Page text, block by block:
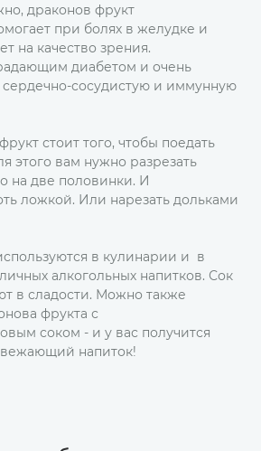
драконов фрукт
при болях в желудке и
на качество зрения.
диабетом и очень
сосудистую и иммунную
стоит того, чтобы поедать
этого вам нужно разрезать
на две половинки. И
ложкой. Или нарезать дольками
в кулинарии и в
алкогольных напитков. Сок
в сладости. Можно также
фрукта с
соком - и у вас получится
напиток!